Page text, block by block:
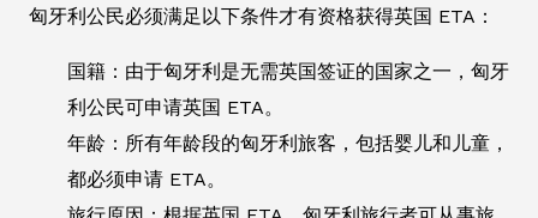
匈牙利公民必须满足以下条件才有资格获得英国 ETA：
国籍：由于匈牙利是无需英国签证的国家之一，匈牙
利公民可申请英国 ETA。
年龄：所有年龄段的匈牙利旅客，包括婴儿和儿童，
都必须申请 ETA。